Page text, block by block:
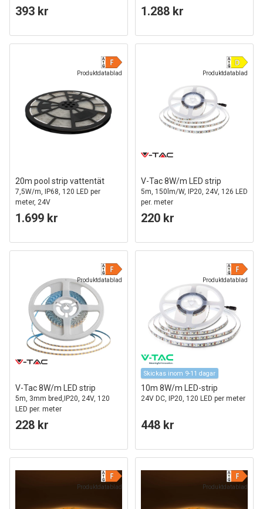
393 kr 1.288 kr
Produktdatablad
20m pool strip vattentät
7,5W/m, IP68, 120 LED per
meter, 24V
1.699 kr
Produktdatablad
V-Tac 8W/m LED strip
5m, 150lm/W, IP20, 24V, 126 LED
per. meter
220 kr
Produktdatablad
V-Tac 8W/m LED strip
5m, 3mm bred,IP20, 24V, 120
LED per. meter
228 kr
Produktdatablad
Skickas inom 9-11 dagar
10m 8W/m LED-strip
24V DC, IP20, 120 LED per meter
448 kr
Produktdatablad Produktdatablad